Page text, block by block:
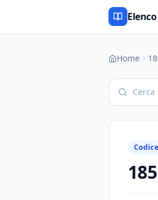
Elenco
Home